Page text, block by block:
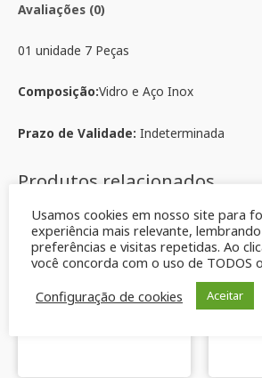
Avaliações (0)
01 unidade 7 Peças
Composição:Vidro e Aço Inox
Prazo de Validade: Indeterminada
Produtos relacionados
Oferta!
Usamos cookies em nosso site para
experiência mais relevante,
preferências e visitas repetidas. Ao
você concorda com o uso de TODOS
Configuração de cookies
Aceitar